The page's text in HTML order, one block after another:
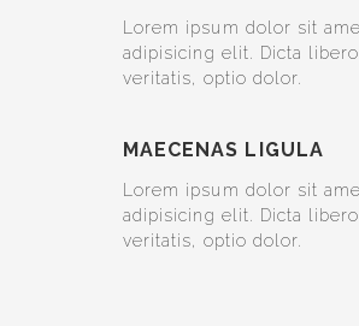
Lorem ipsum dolor sit
adipisicing elit. Dicta
veritatis, optio dolor.
MAECENAS LIGULA
Lorem ipsum dolor sit
adipisicing elit. Dicta
veritatis, optio dolor.